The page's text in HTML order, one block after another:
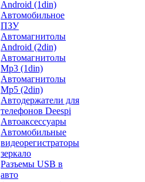
Android (1din)
Автомобильное
ПЗУ
Автомагнитолы
Android (2din)
Автомагнитолы
Mp3 (1din)
Автомагнитолы
Mp5 (2din)
Автодержатели для
телефонов Deespi
Автоаксессуары
Автомобильные
видеорегистраторы
зеркало
Разъемы USB в
авто